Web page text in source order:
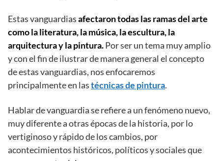
Estas vanguardiasafectaron todas las ramas del arte
como la literatura, la música, la escultura, la
arquitectura y la pintura.Por ser un tema muy amplio
y con el fin de ilustrar de manera general el concepto
de estas vanguardias, nos enfocaremos
principalmente en lastécnicas de pintura.
Hablar de vanguardia se refiere a un fenómeno nuevo,
muy diferente a otras épocas de la historia, por lo
vertiginoso y rápido de los cambios, por
acontecimientos históricos, políticos y sociales que